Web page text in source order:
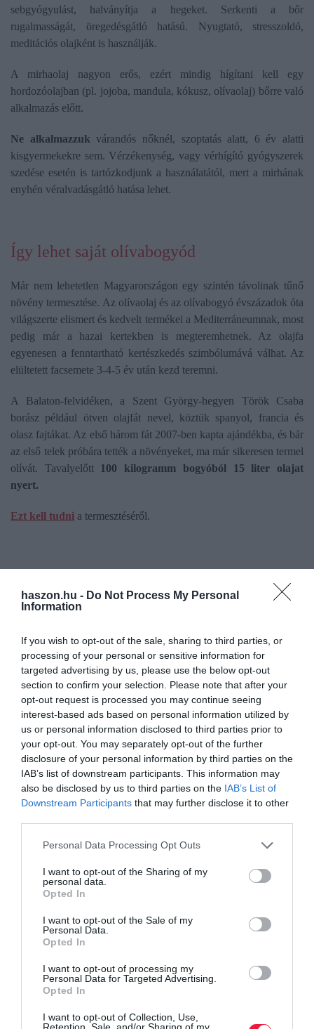
haszon.hu - Do Not Process My Personal
Information
If you wish to opt-out of the sale, sharing to third parties, or
processing of your personal or sensitive information for
targeted advertising by us, please use the below opt-out
section to confirm your selection. Please note that after your
opt-out request is processed you may continue seeing
interest-based ads based on personal information utilized by
us or personal information disclosed to third parties prior to
your opt-out. You may separately opt-out of the further
disclosure of your personal information by third parties on the
IAB’s list of downstream participants. This information may
also be disclosed by us to third parties on the IAB’s List of
Downstream Participants that may further disclose it to other
Please note that this website/app uses one or more Google
not limited to your visit or usage behaviour. You may click to
grant or deny consent to Google and its third-party tags to
use your data for below specified purposes in below Google
consent section.
Personal Data Processing Opt Outs
I want to opt-out of the Sharing of my
personal data.
Opted In
I want to opt-out of the Sale of my
Personal Data.
Opted In
I want to opt-out of processing my
Personal Data for Targeted Advertising.
Opted In
I want to opt-out of Collection, Use,
Retention, Sale, and/or Sharing of my
sebgyógyulást, halványítja a hegeket. Serkenti a bőr
rugalmasságát, öregedésgátló hatású. Nyugtató, stresszoldó,
meditációs olajként is használják.
A mirhaolaj nagyon erős, ezért mindig hígítani kell egy
hordozóolajban (pl. jojoba, mandula, kókusz, olívaolaj) bőrre való
alkalmazás előtt.
Ne alkalmazzuk várandós nőknél, szoptatás alatt, 6 év alatti
kisgyermekekre sem. Vérzékenység, vagy vérhígító gyógyszerek
szedése esetén is tartózkodjunk a használatától, mert a mirhának
enyhén véralvadásgátló hatása lehet.
Így lehet saját olívabogyód
Már nem lehetetlen Magyarországon egy szintén távolinak tűnő
növény termesztése. Az olívaolaj és az olívabogyó évszázadok óta
világszerte elismert és kedvelt termékei a Mediterráneumnak, most
pedig már a hazai kertekben is megteremhetnek. Az olajfa
egyenesen a fenntartható kertészkedés szimbólumává válhat. Az
elültetett facsemete 3-4-5 év után kezd teremni.
A Balaton-felvidéken, a Szent György-hegyen Török Csaba
borász például ötven olajfát nevel, köztük spanyol, francia és
olasz fajtákat. Az első három fát 2007-ben kapta ajándékba, és bár
az első telek próbára tették a növényeket, ma már sikeresen termel
olívát. Tavalyelőtt100 kilogramm bogyóból 15 liter olajat
nyert.
Ezt kell tudni a termesztéséről.
Ez is érdekelhet!
Ez is érdekelhet! Ezt teszi a körte az
egészségünkért
Olvasd el ezt is!
Tojástól az áfonyáig: élelmiszerek az egészségesebb
Ültetés, betakarítás, metszés: kerti teendők
gyógyítás